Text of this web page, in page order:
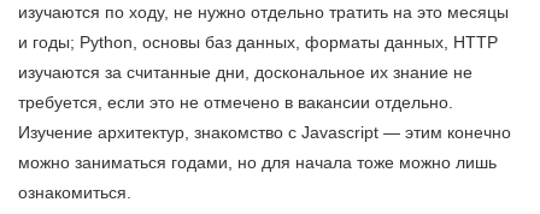
изучаются по ходу, не нужно отдельно тратить на это месяцы
и годы; Python, основы баз данных, форматы данных, HTTP
изучаются за считанные дни, доскональное их знание не
требуется, если это не отмечено в вакансии отдельно.
Изучение архитектур, знакомство с Javascript — этим конечно
можно заниматься годами, но для начала тоже можно лишь
ознакомиться.